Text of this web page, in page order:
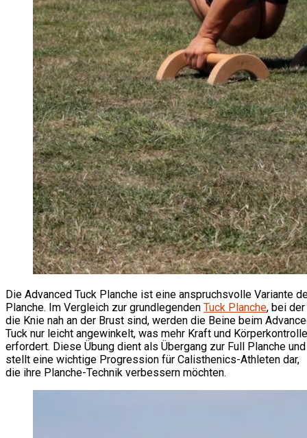
Die Advanced Tuck Planche ist eine anspruchsvolle Variante
Planche. Im Vergleich zur grundlegenden Tuck Planche, bei der
die Knie nah an der Brust sind, werden die Beine beim
Tuck nur leicht angewinkelt, was mehr Kraft und Körperkontrolle
erfordert. Diese Übung dient als Übergang zur Full Planche und
stellt eine wichtige Progression für Calisthenics-Athleten dar,
die ihre Planche-Technik verbessern möchten.